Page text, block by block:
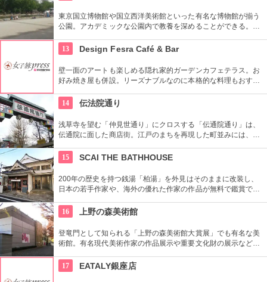
東京国立博物館や国立西洋美術館といった有名な博物館が揃う
公園。アカデミックな公園内で教養を深めることができる。ま
13
Design Fesra Café & Bar
壁一面のアートも楽しめる隠れ家的ガーデンカフェテラス。お
好み焼き屋も併設。リーズナブルなのに本格的な料理もおすす
14
伝法院通り
浅草寺を望む「仲見世通り」にクロスする「伝通院通り」は、
伝通院に面した商店街。江戸のまちを再現した町並みには、屋
あります。多彩なお店が並んでいて、買い物や食事も楽しめま
す。
15 SCAI THE BATHHOUSE
200年の歴史を持つ銭湯「柏湯」を外見はそのままに改装し、
日本の若手作家や、海外の優れた作家の作品が無料で鑑賞でき
16
上野の森美術館
登竜門として知られる「上野の森美術館大賞展」でも有名な美
術館。有名現代美術作家の作品展示や重要文化財の展示など、
休めるのもいかが？
17 EATALY銀座店